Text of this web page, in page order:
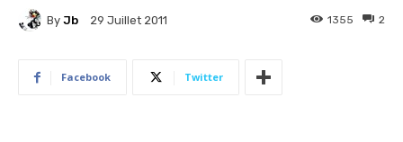
By Jb 29 Juillet 2011 2
1355
Facebook Twitter